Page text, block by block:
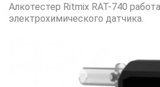
Алкотестер Ritmix RAT-740
электрохимического датчика.